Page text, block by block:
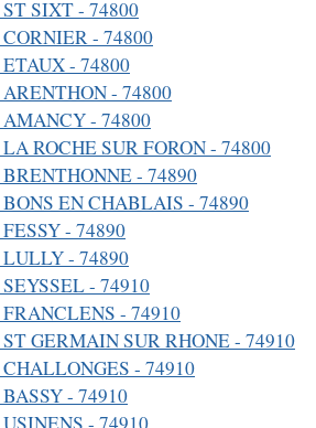
SIXT - 74800
- 74800
- 74800
- 74800
- 74800
ROCHE SUR FORON - 74800
- 74890
EN CHABLAIS - 74890
- 74890
- 74890
- 74910
- 74910
GERMAIN SUR RHONE - 74910
- 74910
- 74910